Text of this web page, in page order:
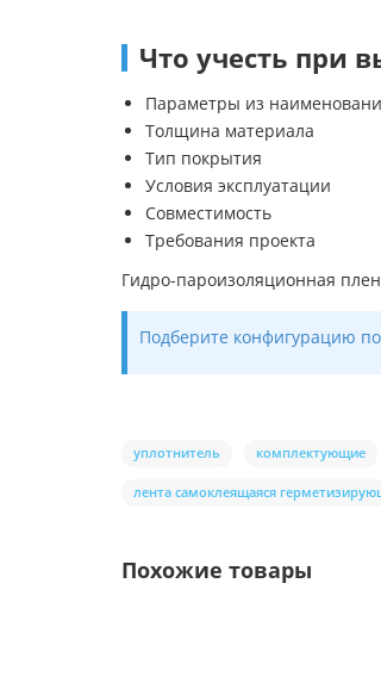
Что учесть при
Параметры из
Толщина материала
Тип покрытия
Условия эксплуатации
Совместимость
Требования проекта
Гидро-пароизоляционная
Подберите конфигурацию
уплотнитель комплектующие
лента самоклеящаяся
Похожие товары